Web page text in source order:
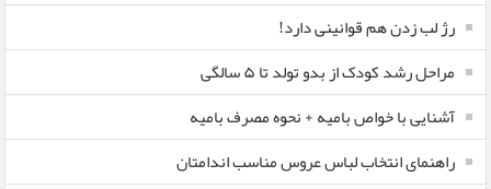
رژ لب زدن هم قوانینی دارد!
مراحل رشد کودک از بدو تولد تا ۵ سالگی
آشنایی با خواص بامیه + نحوه مصرف بامیه
راهنمای انتخاب لباس عروس مناسب اندامتان